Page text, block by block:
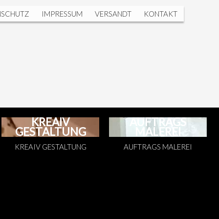
IMPRESSUM VERSANDT KONTAKT
KREAIV
GESTALTUNG
KREAIV GESTALTUNG
AUFTRAGS
MALEREI
AUFTRAGS MALEREI